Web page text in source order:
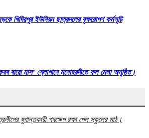
খিদিরপুর ইউনিয়ন ছাত্রদলের বৃক্ষরোপণ কর্মসূচি
বারো মাস’ স্লোগানে মনোহরদীতে ফল মেলা অনুষ্ঠিত।
যুগান্তকারী পদক্ষেপ রক্ষা পেল স্কুলের মাঠ।